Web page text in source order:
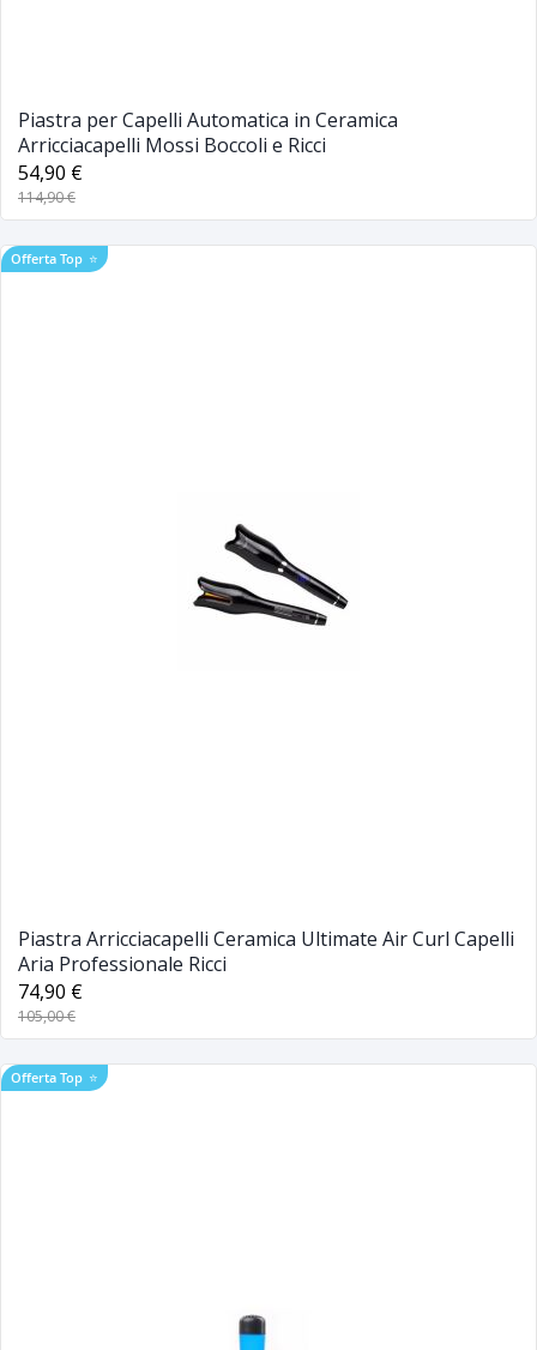
Piastra per Capelli Automatica in Ceramica
Arricciacapelli Mossi Boccoli e Ricci
54,90 €
114,90 €
Offerta Top ⭐
Piastra Arricciacapelli Ceramica Ultimate Air Curl Capelli
Aria Professionale Ricci
74,90 €
105,00 €
Offerta Top ⭐